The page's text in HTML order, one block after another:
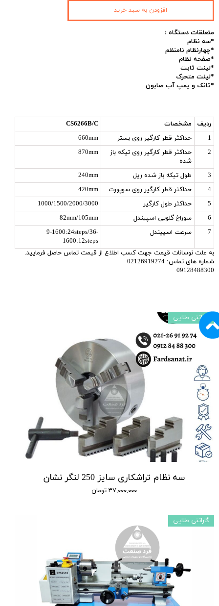
متعلقات دستگاه :
*سه نظام
*چهارنظام نامنظم
*صفحه نظام
*لینت ثابت
*لینت متحرک
*تانک و پمپ آب صابون
ردیف مشخصات
CS6266B/C
1
حداکثر قطر کارگیر روی بستر
660mm
2
حداکثر قطر کارگیر روی تیکه باز
شده
870mm
3 طول تیکه باز شده ریل
240mm
4
حداکثر قطر کارگیر روی سوپورت
420mm
5
حداکثر طول کارگیر
1000/1500/2000/3000
6
سوراخ گلویی اسپیندل
82mm/105mm
7
سرعت اسپیندل
9-1600:24steps/36-
1600:12steps
به علت نوسانات قیمت جهت کسب اطلاع از قیمت تماس حاصل فرمایید.
شماره های تماس: 02126919274
09128488300
افزودن به سبد خرید
سه نظام تراشکاری سایز 250 لنگر نشان
۳۷,۰۰۰,۰۰۰ تومان
گارانتی طلایی
گارانتی طلایی